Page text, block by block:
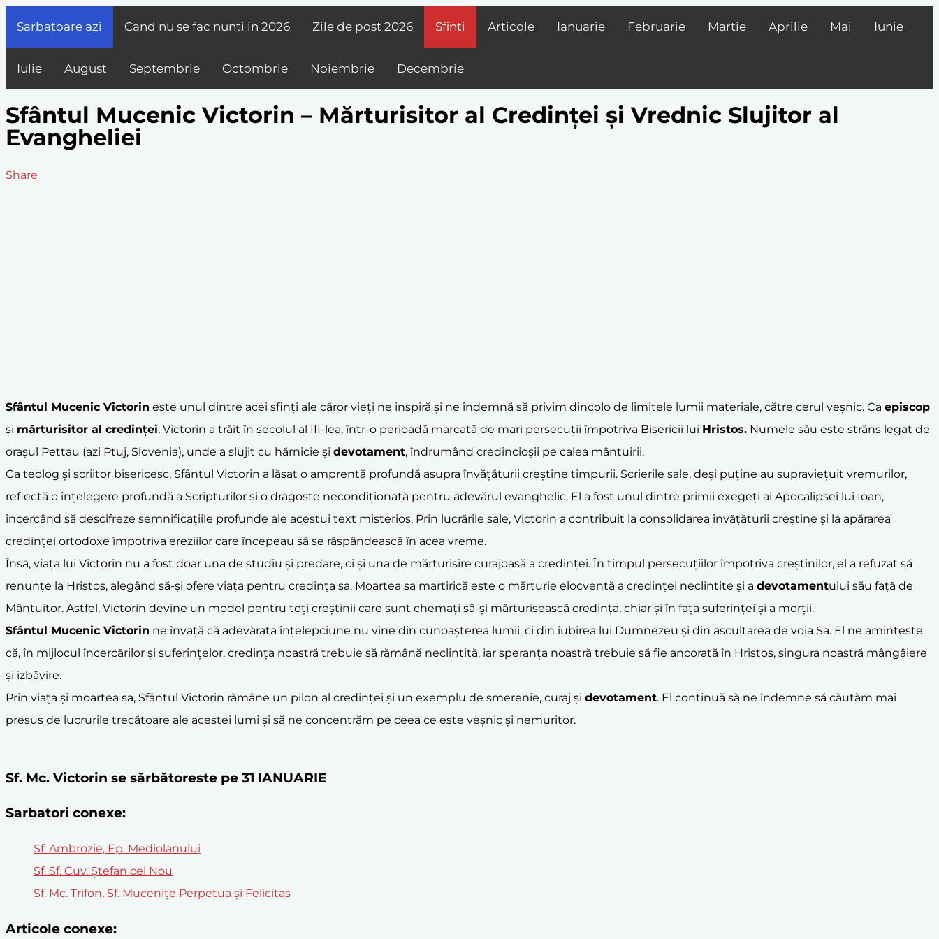
Sarbatoare azi Cand nu se fac nunti in 2026 Zile de post 2026 Sfinti Articole Ianuarie Februarie Martie Aprilie Mai Iunie
Iulie August Septembrie Octombrie Noiembrie Decembrie
Sfântul Mucenic Victorin – Mărturisitor al Credinței și Vrednic Slujitor al
Evangheliei
Share
Sfântul Mucenic Victorin este unul dintre acei sfinți ale căror vieți ne inspiră și ne îndemnă să privim dincolo de limitele lumii materiale, către cerul veșnic. Ca episcop
și mărturisitor al credinței, Victorin a trăit în secolul al III-lea, într-o perioadă marcată de mari persecuții împotriva Bisericii lui Hristos. Numele său este strâns legat de
orașul Pettau (azi Ptuj, Slovenia), unde a slujit cu hărnicie și devotament, îndrumând credincioșii pe calea mântuirii.
Ca teolog și scriitor bisericesc, Sfântul Victorin a lăsat o amprentă profundă asupra învățăturii creștine timpurii. Scrierile sale, deși puține au supraviețuit vremurilor,
reflectă o înțelegere profundă a Scripturilor și o dragoste necondiționată pentru adevărul evanghelic. El a fost unul dintre primii exegeți ai Apocalipsei lui Ioan,
încercând să descifreze semnificațiile profunde ale acestui text misterios. Prin lucrările sale, Victorin a contribuit la consolidarea învățăturii creștine și la apărarea
credinței ortodoxe împotriva ereziilor care începeau să se răspândească în acea vreme.
Însă, viața lui Victorin nu a fost doar una de studiu și predare, ci și una de mărturisire curajoasă a credinței. În timpul persecuțiilor împotriva creștinilor, el a refuzat să
renunțe la Hristos, alegând să-și ofere viața pentru credința sa. Moartea sa martirică este o mărturie elocventă a credinței neclintite și a devotamentului său față de
Mântuitor. Astfel, Victorin devine un model pentru toți creștinii care sunt chemați să-și mărturisească credința, chiar și în fața suferinței și a morții.
Sfântul Mucenic Victorin ne învață că adevărata înțelepciune nu vine din cunoașterea lumii, ci din iubirea lui Dumnezeu și din ascultarea de voia Sa. El ne aminteste
că, în mijlocul încercărilor și suferințelor, credința noastră trebuie să rămână neclintită, iar speranța noastră trebuie să fie ancorată în Hristos, singura noastră mângâiere
și izbăvire.
Prin viața și moartea sa, Sfântul Victorin rămâne un pilon al credinței și un exemplu de smerenie, curaj și devotament. El continuă să ne îndemne să căutăm mai
presus de lucrurile trecătoare ale acestei lumi și să ne concentrăm pe ceea ce este veșnic și nemuritor.
Sf. Mc. Victorin se sărbătoreste pe 31 IANUARIE
Sarbatori conexe:
Sf. Ambrozie, Ep. Mediolanului
Sf. Sf. Cuv. Ştefan cel Nou
Sf. Mc. Trifon, Sf. Muceniţe Perpetua şi Felicitas
Articole conexe: